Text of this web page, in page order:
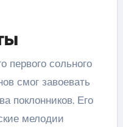
первого сольного
смог завоевать
поклонников. Его
мелодии